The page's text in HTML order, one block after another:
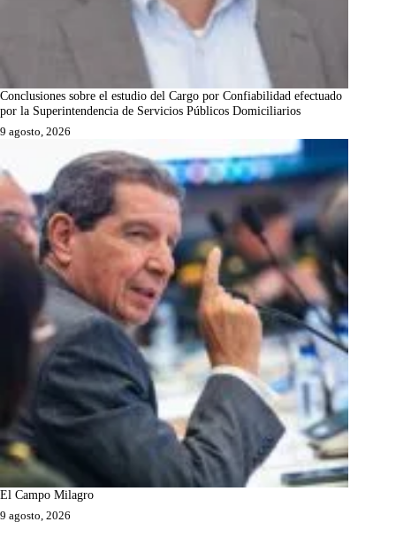
Conclusiones sobre el estudio del Cargo por Confiabilidad efectuado
por la Superintendencia de Servicios Públicos Domiciliarios
9 agosto, 2026
El Campo Milagro
9 agosto, 2026